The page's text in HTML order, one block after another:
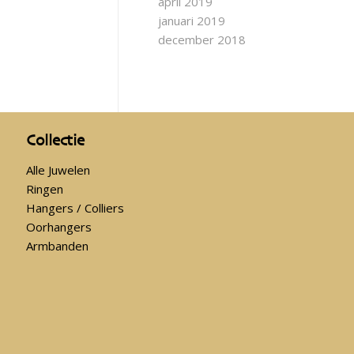
januari 2019
december 2018
Collectie
Alle Juwelen
Ringen
Hangers / Colliers
Oorhangers
Armbanden